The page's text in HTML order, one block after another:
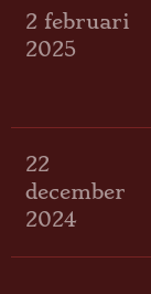
2 februari
2025
22
december
2024